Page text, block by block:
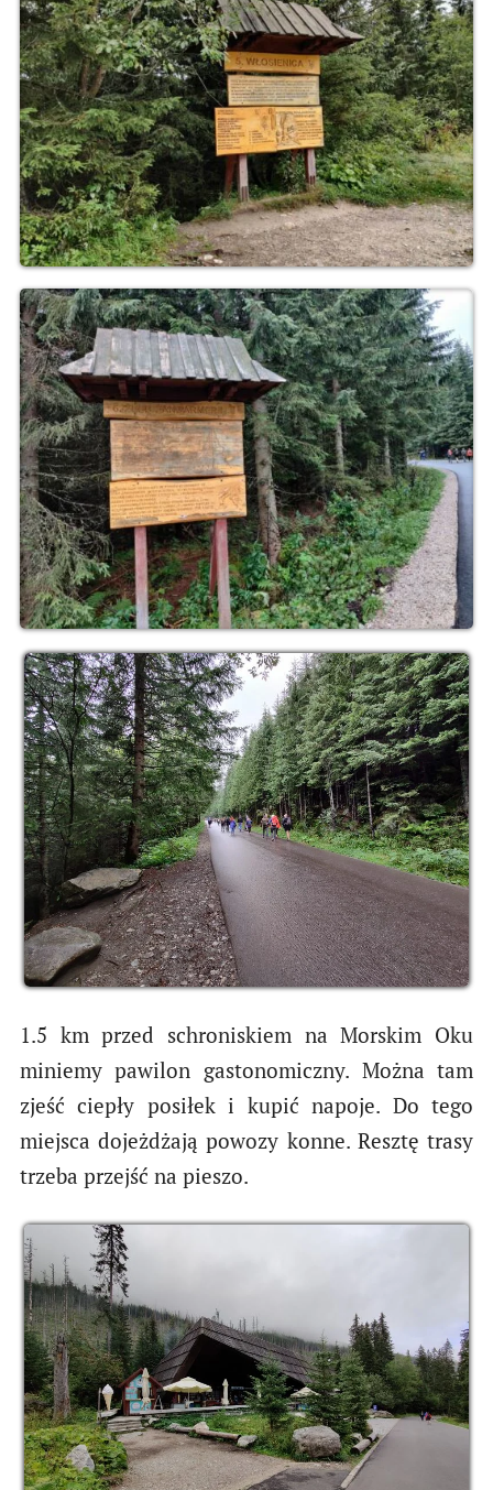
1.5 km przed schroniskiem na Morskim Oku
miniemy pawilon gastonomiczny. Można tam
zjeść ciepły posiłek i kupić napoje. Do tego
miejsca dojeżdżają powozy konne. Resztę trasy
trzeba przejść na pieszo.